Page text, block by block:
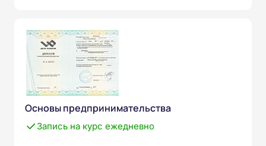
Основы предпринимательства
Запись на курс ежедневно